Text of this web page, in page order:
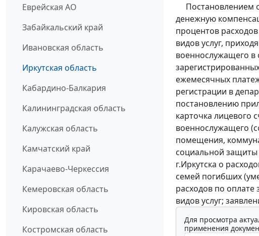
Еврейская АО
Забайкальский край
Ивановская область
Иркутская область
Кабардино-Балкария
Калининградская область
Калужская область
Камчатский край
Карачаево-Черкессия
Кемеровская область
Кировская область
Костромская область
Постановлением
денежную
процентов
видов услуг,
военнослужащего в
ежемесячных
регистрации в
постановлению
карточка лицевого
военнослужащего
помещения,
социальной защиты
г.Иркутска о
семей погибших
расходов по
видов услуг;
Для просмотра
применения